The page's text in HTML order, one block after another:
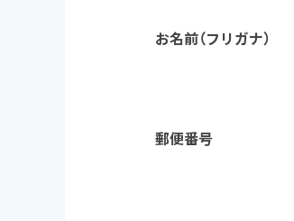
お名前（フリガナ）
郵便番号